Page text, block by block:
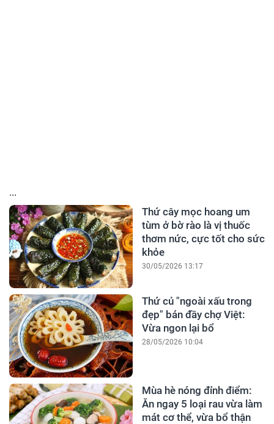
...
Thứ cây mọc hoang um
tùm ở bờ rào là vị thuốc
thơm nức, cực tốt cho sức
khỏe
30/05/2026 13:17
Thứ củ "ngoài xấu trong
đẹp" bán đầy chợ Việt:
Vừa ngon lại bổ
28/05/2026 10:04
Mùa hè nóng đỉnh điểm:
Ăn ngay 5 loại rau vừa làm
mát cơ thể, vừa bổ thận